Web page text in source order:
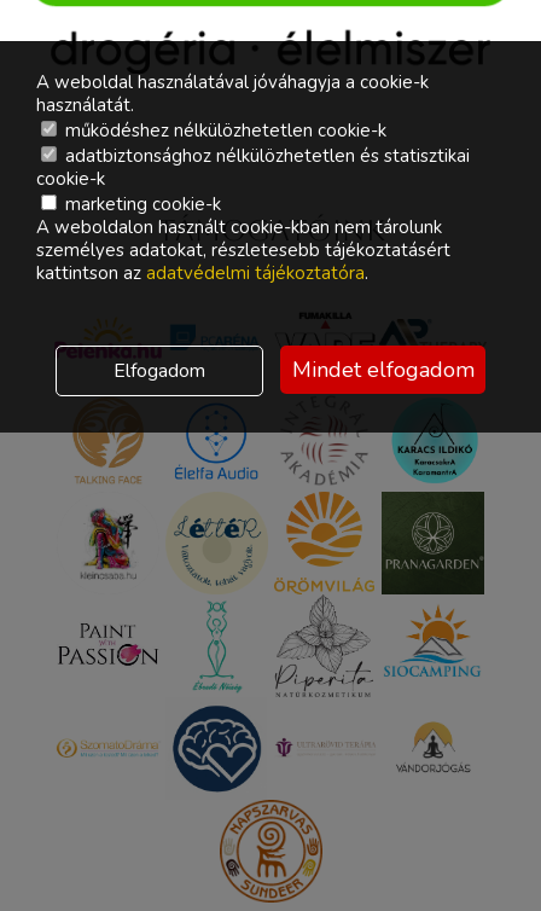
Támogatóink
A weboldal használatával jóváhagyja a cookie-k
használatát.
működéshez nélkülözhetetlen cookie-k
adatbiztonsághoz nélkülözhetetlen és statisztikai
cookie-k
marketing cookie-k
A weboldalon használt cookie-kban nem tárolunk
személyes adatokat, részletesebb tájékoztatásért
kattintson az adatvédelmi tájékoztatóra.
Elfogadom Mindet elfogadom